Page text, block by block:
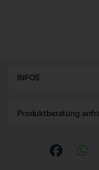
INFOS
Produktberatung